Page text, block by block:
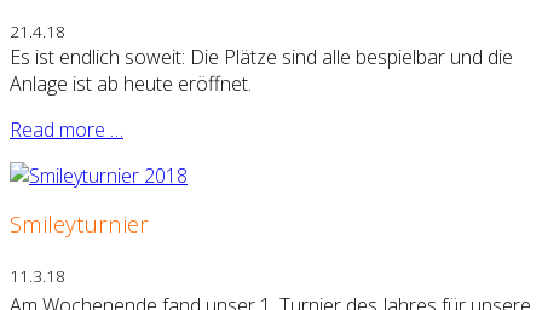
21.4.18
Es ist endlich soweit: Die Plätze sind alle bespielbar und die
Anlage ist ab heute eröffnet.
Read more …
Smileyturnier
11.3.18